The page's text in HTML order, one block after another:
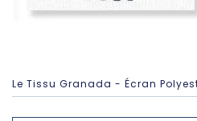
Le Tissu Granada - Écran